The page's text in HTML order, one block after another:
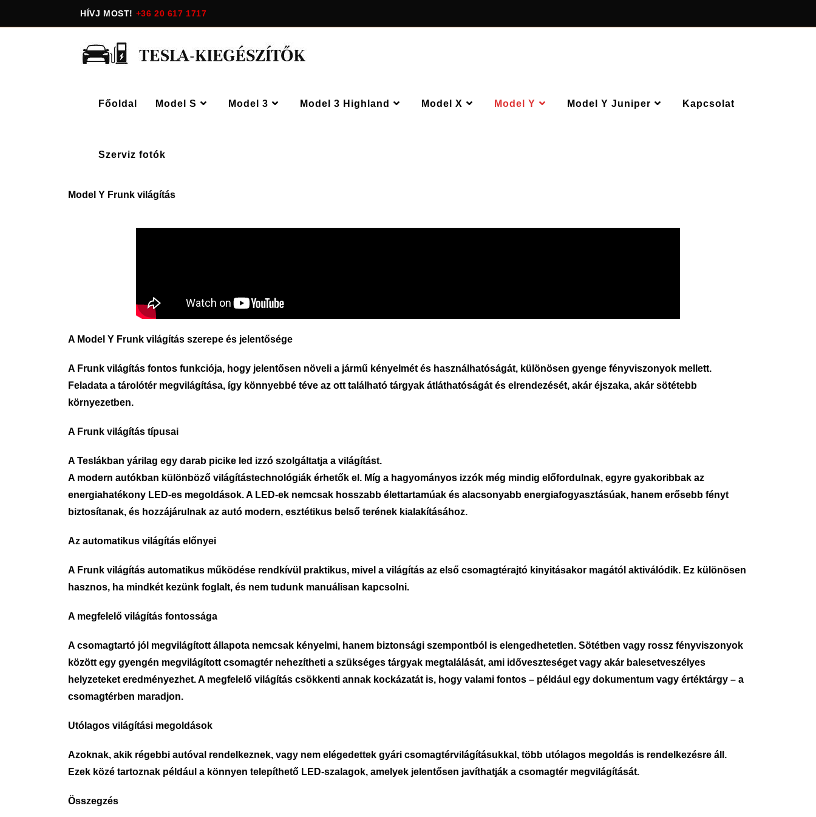
HÍVJ MOST! +36 20 617 1717
Főoldal Model S Model 3 Model 3 Highland Model X Model Y Model Y Juniper Kapcsolat
Szerviz fotók
Model Y Frunk világítás
A Model Y Frunk világítás szerepe és jelentősége
A Frunk világítás fontos funkciója, hogy jelentősen növeli a jármű kényelmét és használhatóságát, különösen gyenge fényviszonyok mellett.
Feladata a tárolótér megvilágítása, így könnyebbé téve az ott található tárgyak átláthatóságát és elrendezését, akár éjszaka, akár sötétebb
környezetben.
A Frunk világítás típusai
A Teslákban yárilag egy darab picike led izzó szolgáltatja a világítást.
A modern autókban különböző világítástechnológiák érhetők el. Míg a hagyományos izzók még mindig előfordulnak, egyre gyakoribbak az
energiahatékony LED-es megoldások. A LED-ek nemcsak hosszabb élettartamúak és alacsonyabb energiafogyasztásúak, hanem erősebb fényt
biztosítanak, és hozzájárulnak az autó modern, esztétikus belső terének kialakításához.
Az automatikus világítás előnyei
A Frunk világítás automatikus működése rendkívül praktikus, mivel a világítás az első csomagtérajtó kinyitásakor magától aktiválódik. Ez különösen
hasznos, ha mindkét kezünk foglalt, és nem tudunk manuálisan kapcsolni.
A megfelelő világítás fontossága
A csomagtartó jól megvilágított állapota nemcsak kényelmi, hanem biztonsági szempontból is elengedhetetlen. Sötétben vagy rossz fényviszonyok
között egy gyengén megvilágított csomagtér nehezítheti a szükséges tárgyak megtalálását, ami időveszteséget vagy akár balesetveszélyes
helyzeteket eredményezhet. A megfelelő világítás csökkenti annak kockázatát is, hogy valami fontos – például egy dokumentum vagy értéktárgy – a
csomagtérben maradjon.
Utólagos világítási megoldások
Azoknak, akik régebbi autóval rendelkeznek, vagy nem elégedettek gyári csomagtérvilágításukkal, több utólagos megoldás is rendelkezésre áll.
Ezek közé tartoznak például a könnyen telepíthető LED-szalagok, amelyek jelentősen javíthatják a csomagtér megvilágítását.
Összegzés